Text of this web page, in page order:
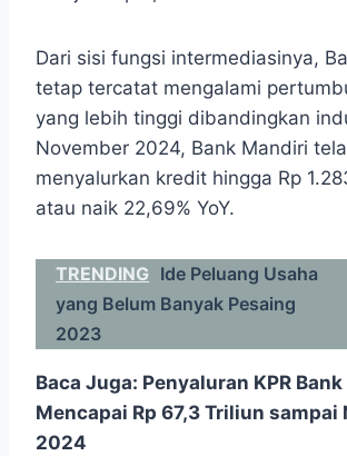
Dari sisi fungsi intermediasinya,
tetap tercatat mengalami
yang lebih tinggi dibandingkan
November 2024, Bank Mandiri
menyalurkan kredit hingga Rp
atau naik 22,69% YoY.
TRENDING Ide Peluang Usaha
yang Belum Banyak Pesaing
2023
Baca Juga: Penyaluran KPR
Mencapai Rp 67,3 Triliun sampai
2024